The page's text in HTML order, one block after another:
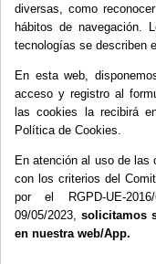
Productos
Cirugía
Cremas
Desechables
Equipamiento
Esterilización
Exploración y
Fieltros y Moleskines
Espumas
Fieltros
diversas, como
hábitos de navegación.
tecnologías se describen
En esta web,
acceso y registro al
las cookies la recibirá
Política de Cookies.
En atención al uso de las
con los criterios del
por el RGPD-UE-2016/
09/05/2023,solicitamos
en nuestra web/App.